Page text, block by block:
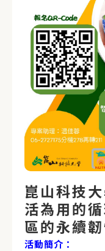
崑山科技
活為用的
區的永續韌
活動簡介：